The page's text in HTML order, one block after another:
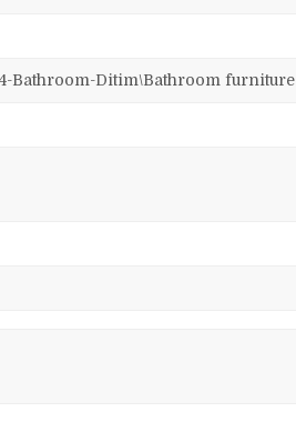
Bathroom-Ditim\Bathroom furniture